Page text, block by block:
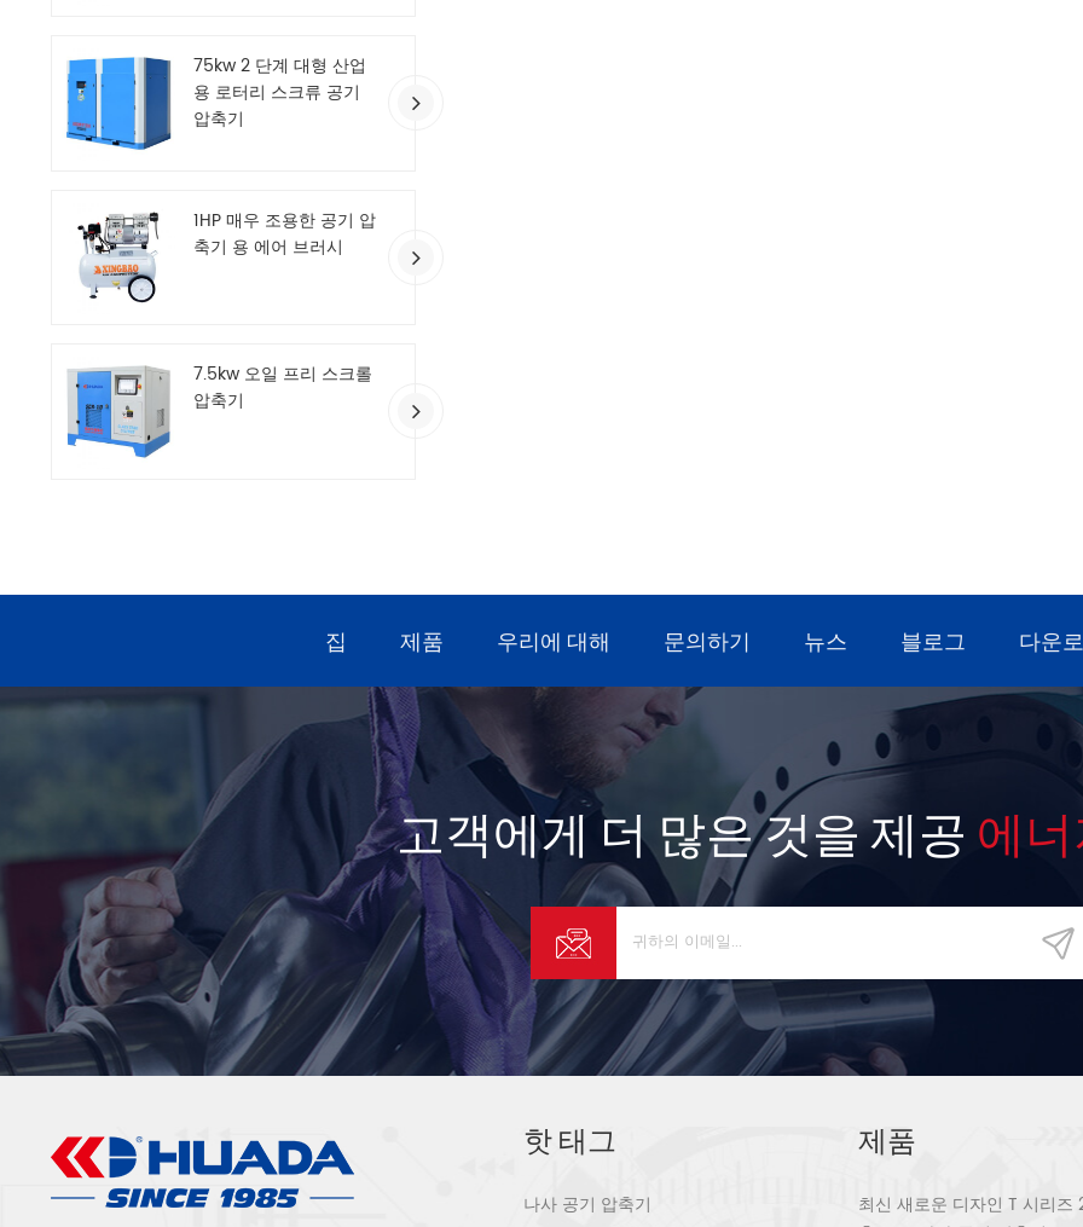
75kw 2 단계 대형 산업
용 로터리 스크류 공기
압축기
1HP 매우 조용한 공기 압
축기 용 에어 브러시
7.5kw 오일 프리 스크롤
압축기
집 제품 우리에 대해 문의하기 뉴스 블로그 다운
고객에게 더 많은 것을 제공 에
핫 태그
나사 공기 압축기
제품
최신 새로운 디자인 T 시리즈